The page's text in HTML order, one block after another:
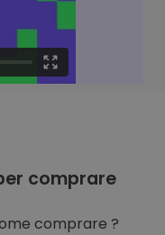
comprare
comprare ?